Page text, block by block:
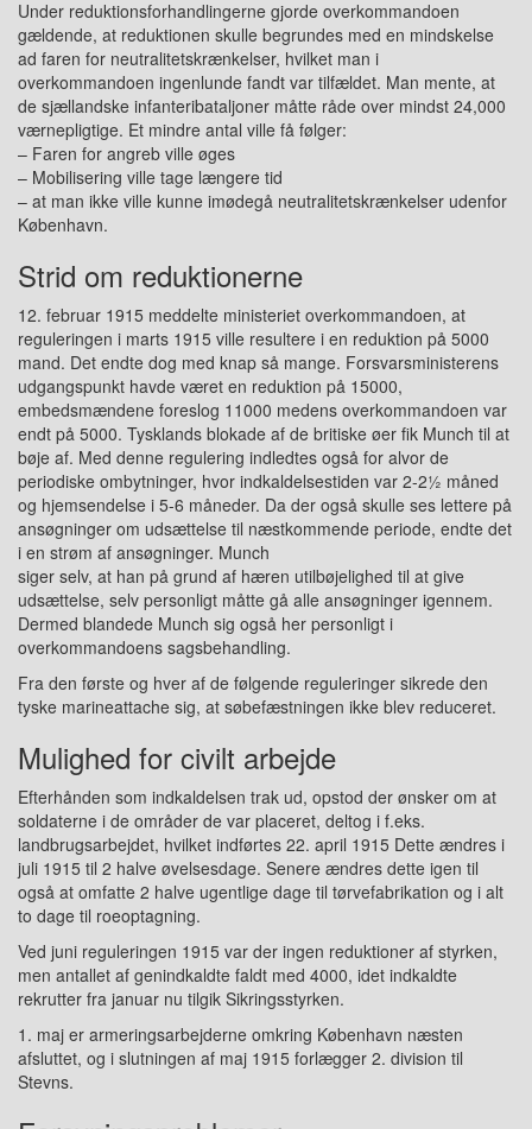
Under reduktionsforhandlingerne gjorde overkommandoen
gældende, at reduktionen skulle begrundes med en mindskelse
ad faren for neutralitetskrænkelser, hvilket man i
overkommandoen ingenlunde fandt var tilfældet. Man mente, at
de sjællandske infanteribataljoner måtte råde over mindst 24,000
værnepligtige. Et mindre antal ville få følger:
– Faren for angreb ville øges
– Mobilisering ville tage længere tid
– at man ikke ville kunne imødegå neutralitetskrænkelser udenfor
København.
Strid om reduktionerne
12. februar 1915 meddelte ministeriet overkommandoen, at
reguleringen i marts 1915 ville resultere i en reduktion på 5000
mand. Det endte dog med knap så mange. Forsvarsministerens
udgangspunkt havde været en reduktion på 15000,
embedsmændene foreslog 11000 medens overkommandoen var
endt på 5000. Tysklands blokade af de britiske øer fik Munch til at
bøje af. Med denne regulering indledtes også for alvor de
periodiske ombytninger, hvor indkaldelsestiden var 2-2½ måned
og hjemsendelse i 5-6 måneder. Da der også skulle ses lettere på
ansøgninger om udsættelse til næstkommende periode, endte det
i en strøm af ansøgninger. Munch
siger selv, at han på grund af hæren utilbøjelighed til at give
udsættelse, selv personligt måtte gå alle ansøgninger igennem.
Dermed blandede Munch sig også her personligt i
overkommandoens sagsbehandling.
Fra den første og hver af de følgende reguleringer sikrede den
tyske marineattache sig, at søbefæstningen ikke blev reduceret.
Mulighed for civilt arbejde
Efterhånden som indkaldelsen trak ud, opstod der ønsker om at
soldaterne i de områder de var placeret, deltog i f.eks.
landbrugsarbejdet, hvilket indførtes 22. april 1915 Dette ændres i
juli 1915 til 2 halve øvelsesdage. Senere ændres dette igen til
også at omfatte 2 halve ugentlige dage til tørvefabrikation og i alt
to dage til roeoptagning.
Ved juni reguleringen 1915 var der ingen reduktioner af styrken,
men antallet af genindkaldte faldt med 4000, idet indkaldte
rekrutter fra januar nu tilgik Sikringsstyrken.
1. maj er armeringsarbejderne omkring København næsten
afsluttet, og i slutningen af maj 1915 forlægger 2. division til
Stevns.